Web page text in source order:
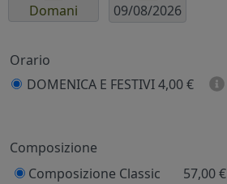
Domani
Orario
DOMENICA E FESTIVI 4,00 €
Prezzo
Composizione
Composizione Classic
57,00€